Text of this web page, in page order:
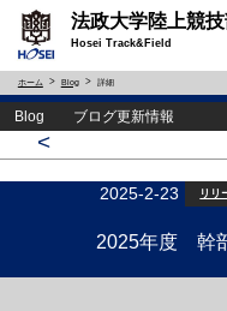
法政大学陸上競
Hosei Track&Field
ホーム Blog 詳細
Blog ブログ更新情報
<
2025-2-23 リリ
2025年度 幹